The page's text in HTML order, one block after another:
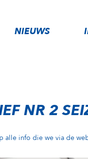
NIEUWS
NR 2
alle info die we via de